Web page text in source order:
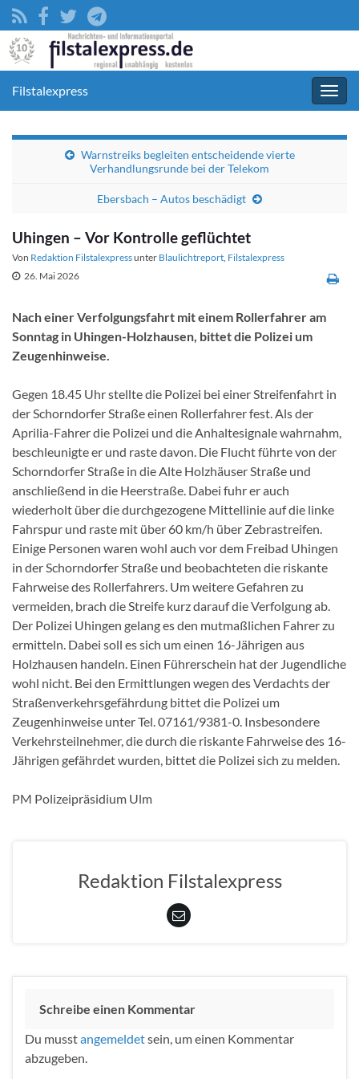
Filstalexpress
Warnstreiks begleiten entscheidende vierte
Verhandlungsrunde bei der Telekom
Ebersbach – Autos beschädigt
Uhingen – Vor Kontrolle geflüchtet
Von Redaktion Filstalexpressunter Blaulichtreport, Filstalexpress
26. Mai 2026
Nach einer Verfolgungsfahrt mit einem Rollerfahrer am
Sonntag in Uhingen-Holzhausen, bittet die Polizei um
Zeugenhinweise.
Gegen 18.45 Uhr stellte die Polizei bei einer Streifenfahrt in
der Schorndorfer Straße einen Rollerfahrer fest. Als der
Aprilia-Fahrer die Polizei und die Anhaltesignale wahrnahm,
beschleunigte er und raste davon. Die Flucht führte von der
Schorndorfer Straße in die Alte Holzhäuser Straße und
anschließend in die Heerstraße. Dabei fuhr er auch
wiederholt über die durchgezogene Mittellinie auf die linke
Fahrspur und raste mit über 60 km/h über Zebrastreifen.
Einige Personen waren wohl auch vor dem Freibad Uhingen
in der Schorndorfer Straße und beobachteten die riskante
Fahrweise des Rollerfahrers. Um weitere Gefahren zu
vermeiden, brach die Streife kurz darauf die Verfolgung ab.
Der Polizei Uhingen gelang es den mutmaßlichen Fahrer zu
ermitteln. Dabei soll es sich um einen 16-Jährigen aus
Holzhausen handeln. Einen Führerschein hat der Jugendliche
wohl nicht. Bei den Ermittlungen wegen des Verdachts der
Straßenverkehrsgefährdung bittet die Polizei um
Zeugenhinweise unter Tel. 07161/9381-0. Insbesondere
Verkehrsteilnehmer, die durch die riskante Fahrweise des 16-
Jährigen gefährdet wurden, bittet die Polizei sich zu melden.
PM Polizeipräsidium Ulm
Redaktion Filstalexpress
Schreibe einen Kommentar
Du musstangemeldetsein, um einen Kommentar
abzugeben.